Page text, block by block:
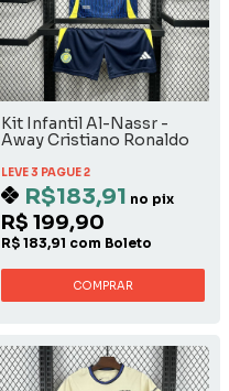
Kit Infantil Al-Nassr -
Away Cristiano Ronaldo
LEVE 3 PAGUE 2
R$183,91 no pix
R$ 199,90
R$ 183,91 com Boleto
COMPRAR